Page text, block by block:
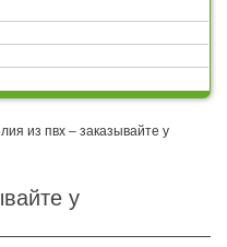
из пвх – заказывайте у
у